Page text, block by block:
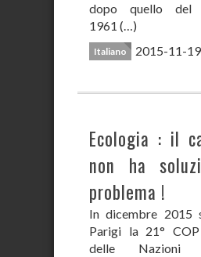
dopo quello
1961 (…)
Italiano 2015-11-19
Ecologia : il
non ha
problema !
In dicembre 2015
Parigi la 21° COP
delle Nazioni